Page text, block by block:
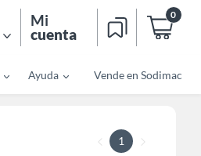
Mi
cuenta
0
Ayuda Vende en Sodimac
1